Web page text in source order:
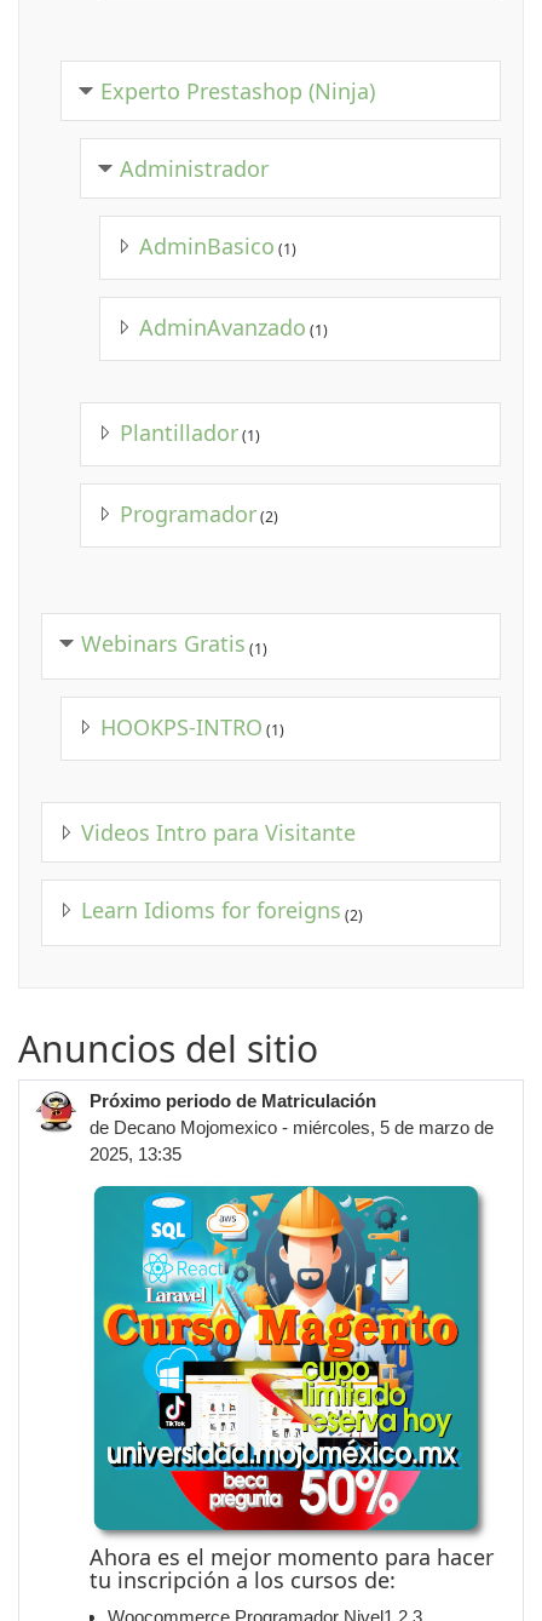
Experto Prestashop (Ninja)
Administrador
AdminBasico (1)
AdminAvanzado (1)
Plantillador(1)
Programador(2)
Webinars Gratis (1)
HOOKPS-INTRO (1)
Videos Intro para Visitante
Learn Idioms for foreigns (2)
Anuncios del sitio
Próximo periodo de Matriculación
de Decano Mojomexico - miércoles, 5 de marzo de
2025, 13:35
Ahora es el mejor momento para hacer
tu inscripción a los cursos de:
Woocommerce Programador Nivel1,2,3